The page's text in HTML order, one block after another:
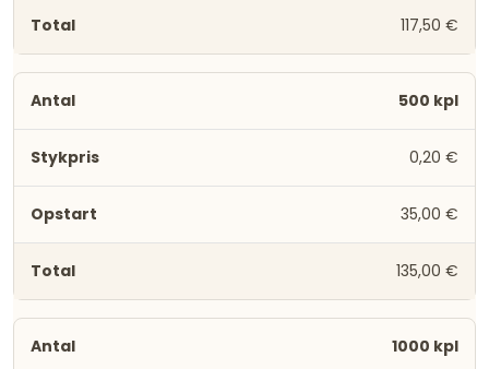
117,50 €
500 kpl
0,20 €
35,00 €
135,00 €
1000 kpl